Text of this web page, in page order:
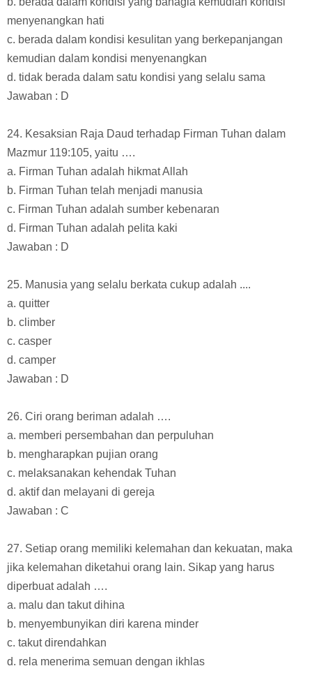
menyenangkan hati
c. berada dalam kondisi kesulitan yang berkepanjangan
kemudian dalam kondisi menyenangkan
d. tidak berada dalam satu kondisi yang selalu sama
Jawaban : D
24. Kesaksian Raja Daud terhadap Firman Tuhan dalam
Mazmur 119:105, yaitu ….
a. Firman Tuhan adalah hikmat Allah
b. Firman Tuhan telah menjadi manusia
c. Firman Tuhan adalah sumber kebenaran
d. Firman Tuhan adalah pelita kaki
Jawaban : D
25. Manusia yang selalu berkata cukup adalah ....
a. quitter
b. climber
c. casper
d. camper
Jawaban : D
26. Ciri orang beriman adalah ….
a. memberi persembahan dan perpuluhan
b. mengharapkan pujian orang
c. melaksanakan kehendak Tuhan
d. aktif dan melayani di gereja
Jawaban : C
27. Setiap orang memiliki kelemahan dan kekuatan, maka
jika kelemahan diketahui orang lain. Sikap yang harus
diperbuat adalah ….
a. malu dan takut dihina
b. menyembunyikan diri karena minder
c. takut direndahkan
d. rela menerima semuan dengan ikhlas